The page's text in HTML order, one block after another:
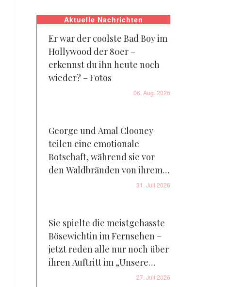
Aktuelle Nachrichten
Er war der coolste Bad Boy im
Hollywood der 80er –
erkennst du ihn heute noch
wieder? – Fotos
06. Aug. 2026
George und Amal Clooney
teilen eine emotionale
Botschaft, während sie vor
den Waldbränden von ihrem
Bauernhof in Frankreich31. Juli 2026
Sie spielte die meistgehasste
Bösewichtin im Fernsehen –
jetzt reden alle nur noch über
ihren Auftritt im „Unsere
kleine Farm“-Reboot – Fotos
27. Juli 2026